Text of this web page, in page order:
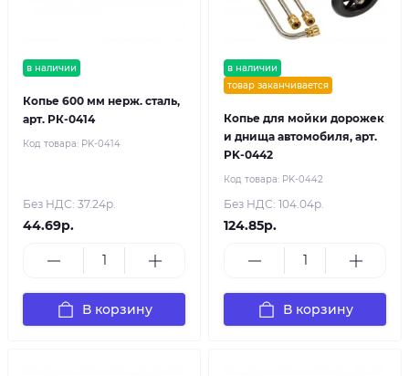
в наличии
Копье 600 мм нерж. сталь,
арт. РК-0414
Код товара: PK-0414
Без НДС: 37.24р.
44.69р.
В корзину
в наличии
товар заканчивается
Копье для мойки дорожек
и днища автомобиля, арт.
PK-0442
Код товара: PK-0442
Без НДС: 104.04р.
124.85р.
В корзину